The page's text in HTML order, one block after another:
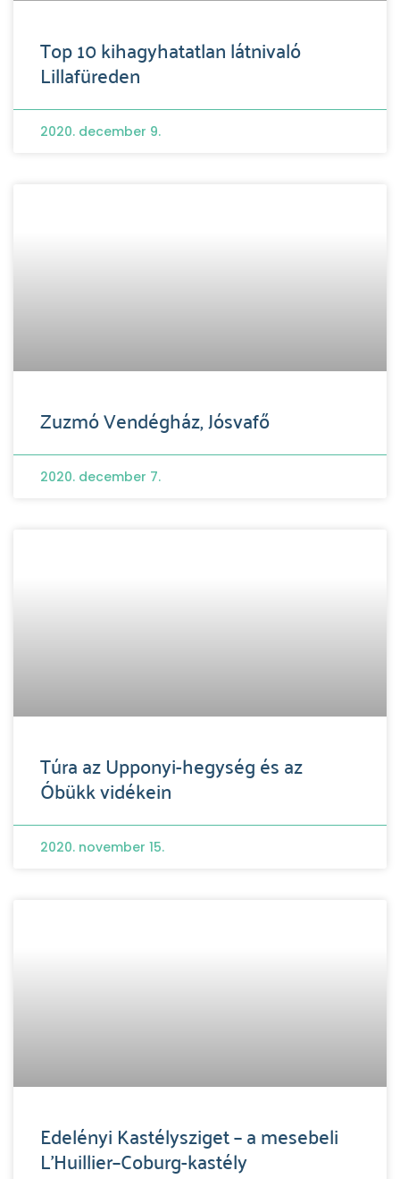
Top 10 kihagyhatatlan látnivaló
Lillafüreden
2020. december 9.
Zuzmó Vendégház, Jósvafő
2020. december 7.
Túra az Upponyi-hegység és az
Óbükk vidékein
2020. november 15.
Edelényi Kastélysziget – a mesebeli
L’Huillier–Coburg-kastély